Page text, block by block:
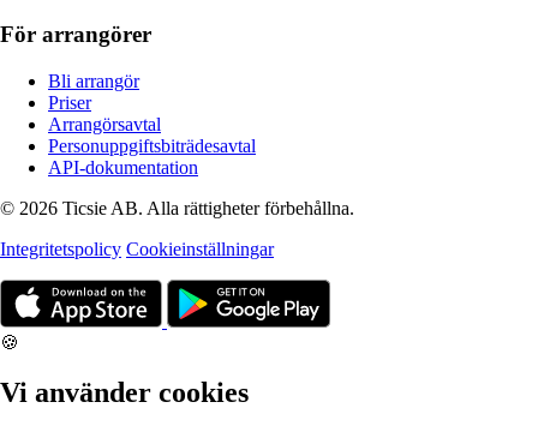
För arrangörer
Bli arrangör
Priser
Arrangörsavtal
Personuppgiftsbiträdesavtal
API-dokumentation
© 2026 Ticsie AB. Alla rättigheter förbehållna.
Integritetspolicy Cookieinställningar
🍪
Vi använder cookies